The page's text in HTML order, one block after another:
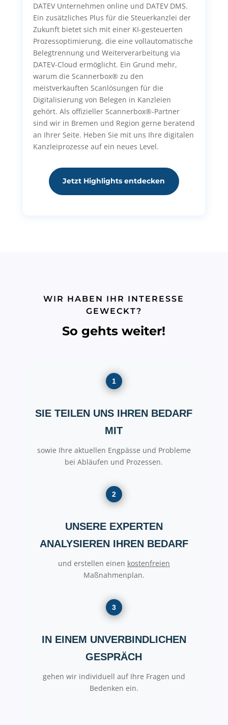
DATEV Unternehmen online und DATEV DMS.
Ein zusätzliches Plus für die Steuerkanzlei der
Zukunft bietet sich mit einer KI-gesteuerten
Prozessoptimierung, die eine vollautomatische
Belegtrennung und Weiterverarbeitung via
DATEV-Cloud ermöglicht. Ein Grund mehr,
warum die Scannerbox® zu den
meistverkauften Scanlösungen für die
Digitalisierung von Belegen in Kanzleien
gehört. Als offizieller Scannerbox®-Partner
sind wir in Bremen und Region gerne beratend
an Ihrer Seite. Heben Sie mit uns Ihre digitalen
Kanzleiprozesse auf ein neues Level.
Jetzt Highlights entdecken
WIR HABEN IHR INTERESSE
GEWECKT?
So gehts weiter!
1
SIE TEILEN UNS IHREN BEDARF
MIT
sowie Ihre aktuellen Engpässe und Probleme
bei Abläufen und Prozessen.
2
UNSERE EXPERTEN
ANALYSIEREN IHREN BEDARF
und erstellen einen kostenfreien
Maßnahmenplan.
3
IN EINEM UNVERBINDLICHEN
GESPRÄCH
gehen wir individuell auf Ihre Fragen und
Bedenken ein.